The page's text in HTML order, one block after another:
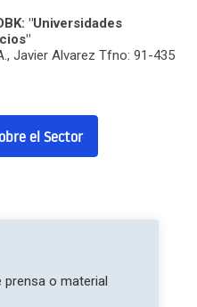
"Universidades
Javier Alvarez Tfno: 91-435
el Sector
o material